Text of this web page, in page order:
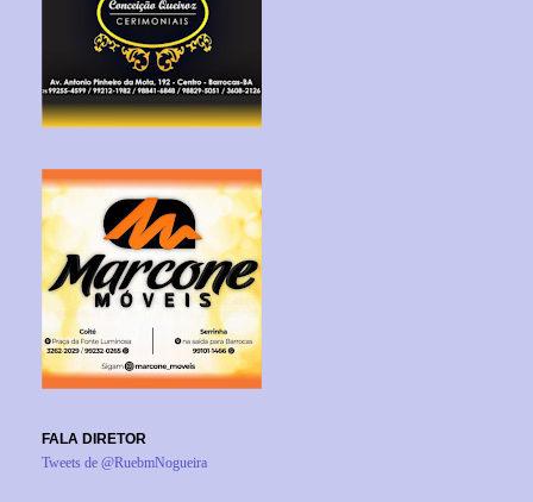
FALA DIRETOR
Tweets de @RuebmNogueira